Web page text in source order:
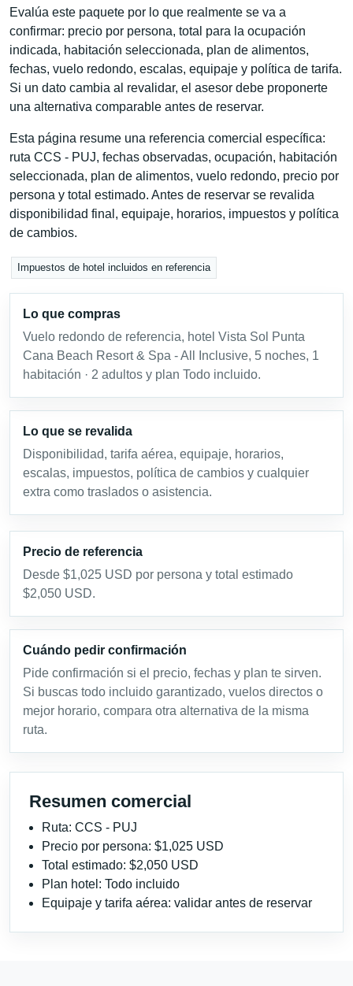
Evalúa este paquete por lo que realmente se va a
confirmar: precio por persona, total para la ocupación
indicada, habitación seleccionada, plan de alimentos,
fechas, vuelo redondo, escalas, equipaje y política de tarifa.
Si un dato cambia al revalidar, el asesor debe proponerte
una alternativa comparable antes de reservar.
Esta página resume una referencia comercial específica:
ruta CCS - PUJ, fechas observadas, ocupación, habitación
seleccionada, plan de alimentos, vuelo redondo, precio por
persona y total estimado. Antes de reservar se revalida
disponibilidad final, equipaje, horarios, impuestos y política
de cambios.
Impuestos de hotel incluidos en referencia
Lo que compras
Vuelo redondo de referencia, hotel Vista Sol Punta
Cana Beach Resort & Spa - All Inclusive, 5 noches, 1
habitación · 2 adultos y plan Todo incluido.
Lo que se revalida
Disponibilidad, tarifa aérea, equipaje, horarios,
escalas, impuestos, política de cambios y cualquier
extra como traslados o asistencia.
Precio de referencia
Desde $1,025 USD por persona y total estimado
$2,050 USD.
Cuándo pedir confirmación
Pide confirmación si el precio, fechas y plan te sirven.
Si buscas todo incluido garantizado, vuelos directos o
mejor horario, compara otra alternativa de la misma
ruta.
Resumen comercial
Ruta: CCS - PUJ
Precio por persona: $1,025 USD
Total estimado: $2,050 USD
Plan hotel: Todo incluido
Equipaje y tarifa aérea: validar antes de reservar